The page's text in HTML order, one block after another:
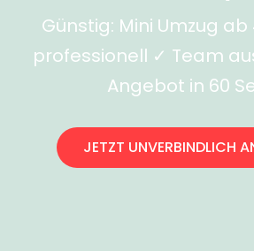
Günstig: Mini Umzug ab
professionell ✓ Team
Angebot in 60
JETZT UNVERBINDLICH